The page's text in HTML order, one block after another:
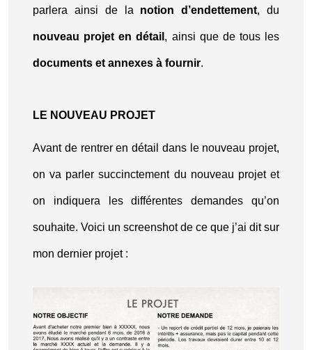
parlera ainsi de la notion d’endettement, du
nouveau projet en détail , ainsi que de tous les
documents et annexes à fournir.
LE NOUVEAU PROJET
Avant de rentrer en détail dans le nouveau projet,
on va parler succinctement du nouveau projet et
on indiquera les différentes demandes qu’on
souhaite. Voici un screenshot de ce que j’ai dit sur
mon dernier projet :